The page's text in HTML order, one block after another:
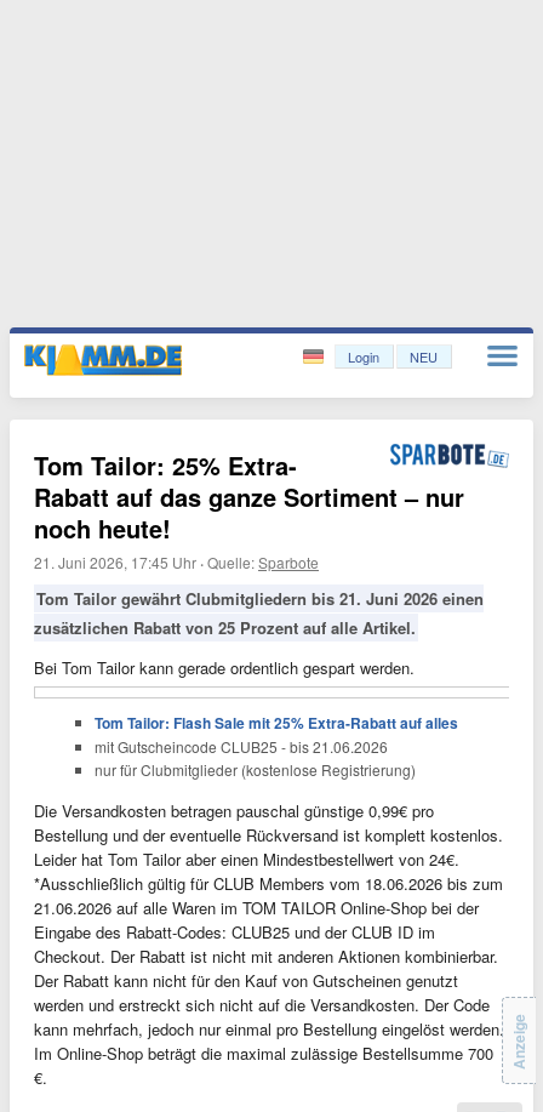
Login NEU
Tom Tailor: 25% Extra-
Rabatt auf das ganze Sortiment – nur
noch heute!
21. Juni 2026, 17:45 Uhr ·Quelle:Sparbote
Tom Tailor gewährt Clubmitgliedern bis 21. Juni 2026 einen
zusätzlichen Rabatt von 25 Prozent auf alle Artikel.
Bei Tom Tailor kann gerade ordentlich gespart werden.
Tom Tailor: Flash Sale mit 25% Extra-Rabatt auf alles
mit Gutscheincode CLUB25 - bis 21.06.2026
nur für Clubmitglieder (kostenlose Registrierung)
Die Versandkosten betragen pauschal günstige 0,99€ pro
Bestellung und der eventuelle Rückversand ist komplett kostenlos.
Leider hat Tom Tailor aber einen Mindestbestellwert von 24€.
*Ausschließlich gültig für CLUB Members vom 18.06.2026 bis zum
21.06.2026 auf alle Waren im TOM TAILOR Online-Shop bei der
Eingabe des Rabatt-Codes: CLUB25 und der CLUB ID im
Checkout. Der Rabatt ist nicht mit anderen Aktionen kombinierbar.
Der Rabatt kann nicht für den Kauf von Gutscheinen genutzt
werden und erstreckt sich nicht auf die Versandkosten. Der Code
kann mehrfach, jedoch nur einmal pro Bestellung eingelöst werden.
Im Online-Shop beträgt die maximal zulässige Bestellsumme 700
€.
Anzeige